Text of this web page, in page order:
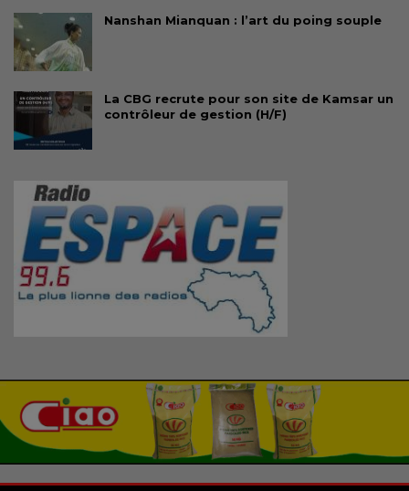
Nanshan Mianquan : l’art du poing souple
La CBG recrute pour son site de Kamsar un
contrôleur de gestion (H/F)